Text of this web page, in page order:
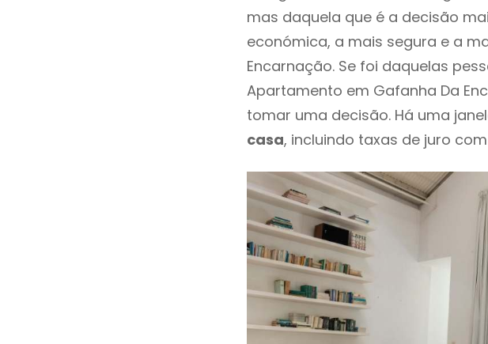
mas daquela que é a decisão
económica, a mais segura e a
Encarnação. Se foi daquelas
Apartamento em Gafanha Da
tomar uma decisão. Há uma
casa, incluindo taxas de juro